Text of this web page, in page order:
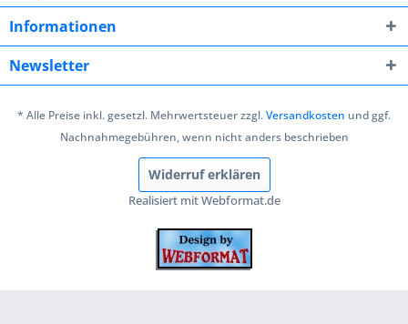
Informationen
Newsletter
* Alle Preise inkl. gesetzl. Mehrwertsteuer zzgl.Versandkosten und ggf.
Nachnahmegebühren, wenn nicht anders beschrieben
Widerruf erklären
Realisiert mit Webformat.de